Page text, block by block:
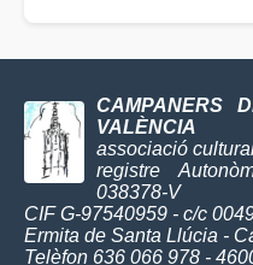
CAMPANERS
VALÈNCIA
associació
registre
038378-V
CIF G-97540959 - c/c
Ermita de Santa Llúcia -
Telèfon 636 066 978 -